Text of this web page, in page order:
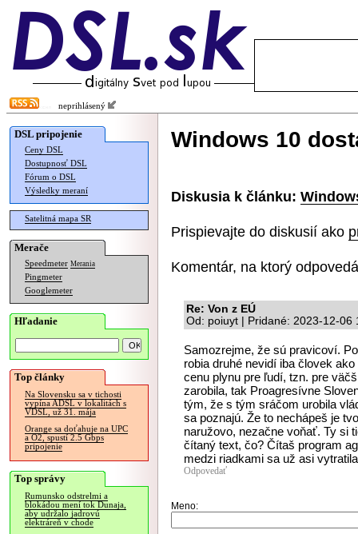
neprihlásený
DSL pripojenie
Ceny DSL
Dostupnosť DSL
Fórum o DSL
Výsledky meraní
Satelitná mapa SR
Merače
Speedmeter Merania
Pingmeter
Googlemeter
Hľadanie
Top články
Na Slovensku sa v tichosti
vypína ADSL v lokalitách s
VDSL, už 31. mája
Orange sa doťahuje na UPC
a O2, spustí 2.5 Gbps
pripojenie
Top správy
Rumunsko odstrelmi a
blokádou mení tok Dunaja,
aby udržalo jadrovú
elektráreň v chode
Windows 10
Diskusia k článku:
Prispievajte do diskusií ako
Komentár, na ktorý
Re: Von z EÚ
Od: poiuyt | Pridané: 2023-12-06
Samozrejme, že sú pravicoví.
robia druhé nevidí iba človek
cenu plynu pre ľudí, tzn. pre
zarobila, tak Proagresívne
tým, že s tým sráčom urobila
sa poznajú. Že to nechápeš je
naružovo, nezačne voňať. Ty si
čítaný text, čo? Čítaš program
medzi riadkami sa už asi
Odpovedať
Meno: